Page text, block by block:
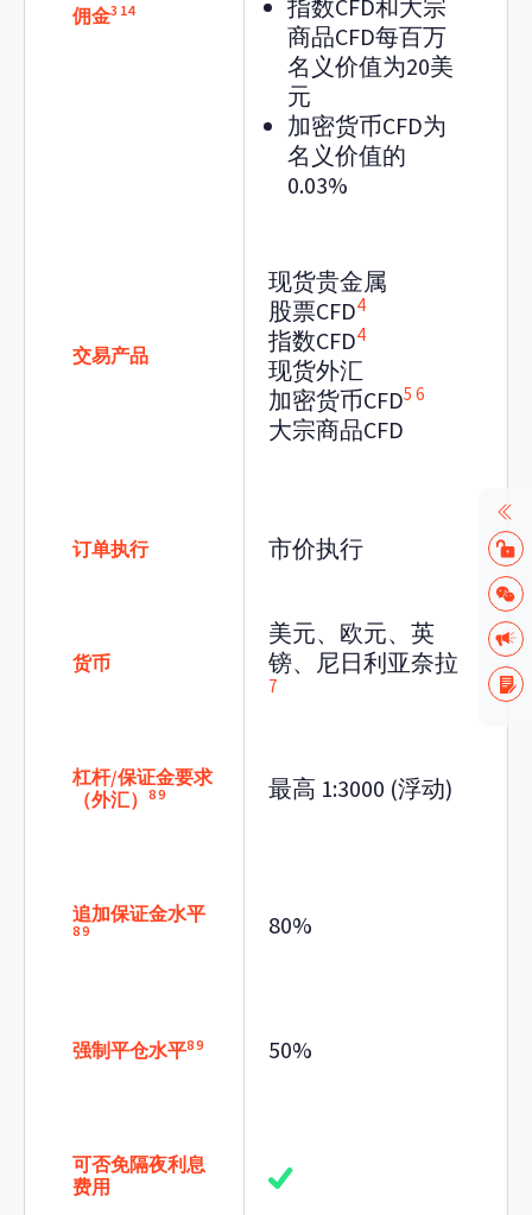
佣金3 14
指数CFD和大宗
商品CFD每百万
名义价值为20美
元
加密货币CFD为
名义价值的
0.03%
交易产品
现货贵金属
股票CFD4
指数CFD4
现货外汇
加密货币CFD5 6
大宗商品CFD
订单执行 市价执行
货币
美元、欧元、英
镑、尼日利亚奈拉
7
杠杆/保证金要求
（外汇） 89 最高 1:3000 (浮动)
追加保证金水平
89 80%
强制平仓水平89 50%
可否免隔夜利息
费用